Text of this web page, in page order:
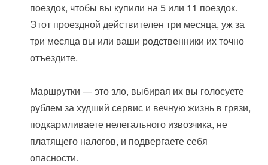
поездок, чтобы вы купили на 5 или 11 поездок.
Этот проездной действителен три месяца, уж за
три месяца вы или ваши родственники их точно
отъездите.
Маршрутки — это зло, выбирая их вы голосуете
рублем за худший сервис и вечную жизнь в грязи,
подкармливаете нелегального извозчика, не
платящего налогов, и подвергаете себя
опасности.